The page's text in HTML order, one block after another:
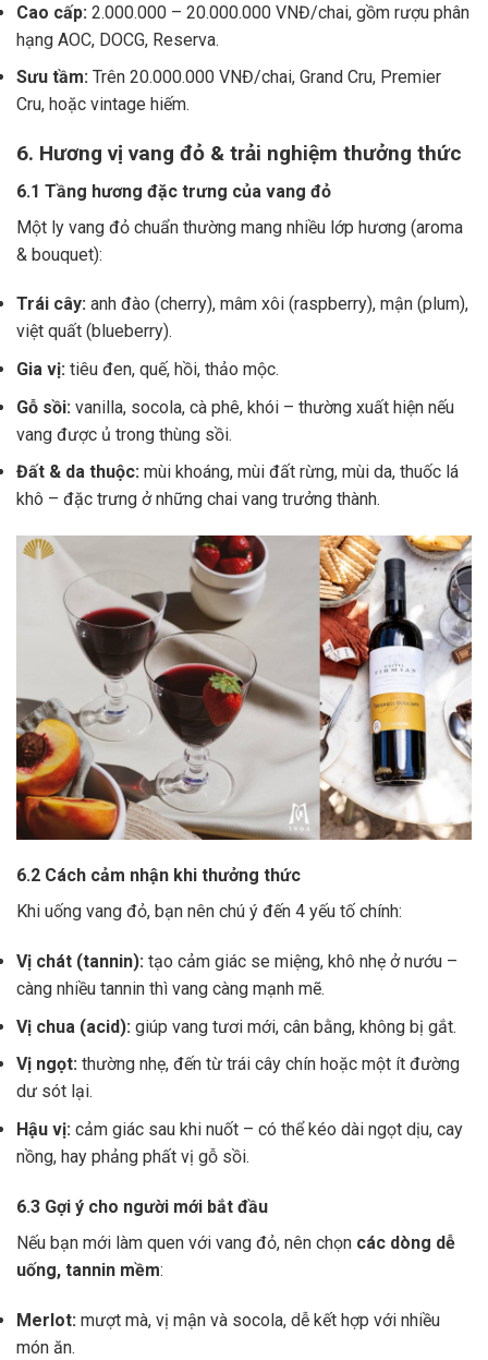
Cao cấp: 2.000.000 – 20.000.000 VNĐ/chai, gồm rượu phân
hạng AOC, DOCG, Reserva.
Sưu tầm: Trên 20.000.000 VNĐ/chai, Grand Cru, Premier
Cru, hoặc vintage hiếm.
6. Hương vị vang đỏ & trải nghiệm thưởng thức
6.1 Tầng hương đặc trưng của vang đỏ
Một ly vang đỏ chuẩn thường mang nhiều lớp hương (aroma
& bouquet):
Trái cây: anh đào (cherry), mâm xôi (raspberry), mận (plum),
việt quất (blueberry).
Gia vị: tiêu đen, quế, hồi, thảo mộc.
Gỗ sồi: vanilla, socola, cà phê, khói – thường xuất hiện nếu
vang được ủ trong thùng sồi.
Đất & da thuộc: mùi khoáng, mùi đất rừng, mùi da, thuốc lá
khô – đặc trưng ở những chai vang trưởng thành.
6.2 Cách cảm nhận khi thưởng thức
Khi uống vang đỏ, bạn nên chú ý đến 4 yếu tố chính:
Vị chát (tannin): tạo cảm giác se miệng, khô nhẹ ở nướu –
càng nhiều tannin thì vang càng mạnh mẽ.
Vị chua (acid): giúp vang tươi mới, cân bằng, không bị gắt.
Vị ngọt: thường nhẹ, đến từ trái cây chín hoặc một ít đường
dư sót lại.
Hậu vị: cảm giác sau khi nuốt – có thể kéo dài ngọt dịu, cay
nồng, hay phảng phất vị gỗ sồi.
6.3 Gợi ý cho người mới bắt đầu
Nếu bạn mới làm quen với vang đỏ, nên chọn các dòng dễ
uống, tannin mềm:
Merlot: mượt mà, vị mận và socola, dễ kết hợp với nhiều
món ăn.